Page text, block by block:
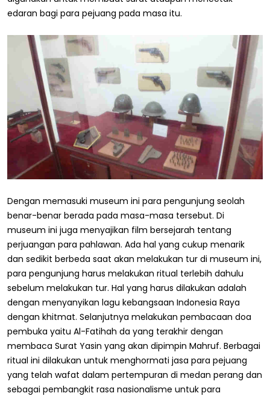
edaran bagi para pejuang pada masa itu.
Dengan memasuki museum ini para pengunjung seolah
benar-benar berada pada masa-masa tersebut. Di
museum ini juga menyajikan film bersejarah tentang
perjuangan para pahlawan. Ada hal yang cukup menarik
dan sedikit berbeda saat akan melakukan tur di museum ini,
para pengunjung harus melakukan ritual terlebih dahulu
sebelum melakukan tur. Hal yang harus dilakukan adalah
dengan menyanyikan lagu kebangsaan Indonesia Raya
dengan khitmat. Selanjutnya melakukan pembacaan doa
pembuka yaitu Al-Fatihah da yang terakhir dengan
membaca Surat Yasin yang akan dipimpin Mahruf. Berbagai
ritual ini dilakukan untuk menghormati jasa para pejuang
yang telah wafat dalam pertempuran di medan perang dan
sebagai pembangkit rasa nasionalisme untuk para